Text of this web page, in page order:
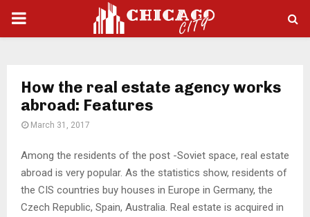
PRIMARY
How the real estate agency works
abroad: Features
March 31, 2017
Among the residents of the post -Soviet space, real estate
abroad is very popular. As the statistics show, residents of
the CIS countries buy houses in Europe in Germany, the
Czech Republic, Spain, Australia. Real estate is acquired in